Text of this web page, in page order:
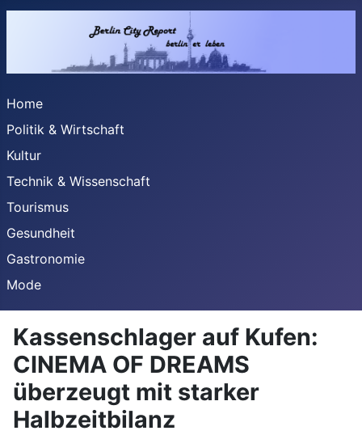
Home
Politik & Wirtschaft
Kultur
Technik & Wissenschaft
Tourismus
Gesundheit
Gastronomie
Mode
Kassenschlager auf Kufen:
CINEMA OF DREAMS
überzeugt mit starker
Halbzeitbilanz